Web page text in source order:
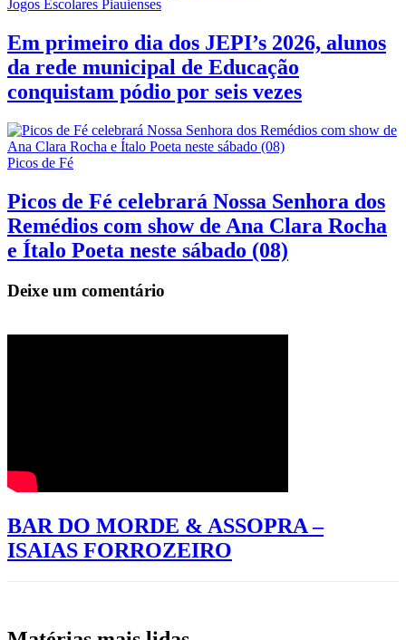
Jogos Escolares Piauienses
Em primeiro dia dos JEPI’s 2026, alunos
da rede municipal de Educação
conquistam pódio por seis vezes
Picos de Fé
Picos de Fé celebrará Nossa Senhora dos
Remédios com show de Ana Clara Rocha
e Ítalo Poeta neste sábado (08)
Deixe um comentário
BAR DO MORDE & ASSOPRA –
ISAIAS FORROZEIRO